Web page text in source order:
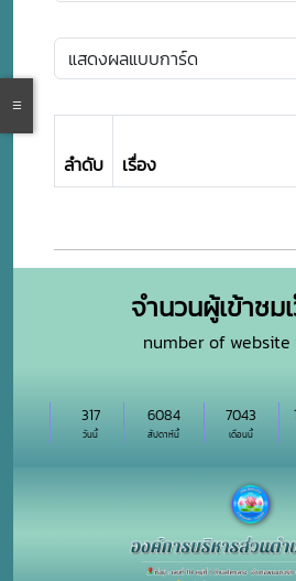
ลำดับ เรื่อง
จำนวนผู้เข้าชม
number of website
วันนี้
317
สัปดาห์นี้
6084
เดือนนี้
7043